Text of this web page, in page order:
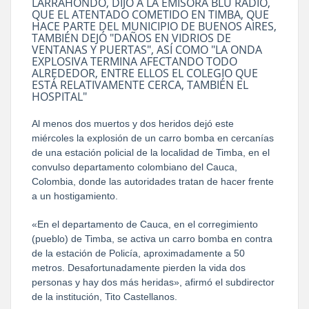
QUE EL ATENTADO COMETIDO EN TIMBA, QUE
HACE PARTE DEL MUNICIPIO DE BUENOS AIRES,
TAMBIÉN DEJÓ "DAÑOS EN VIDRIOS DE
VENTANAS Y PUERTAS", ASÍ COMO "LA ONDA
EXPLOSIVA TERMINA AFECTANDO TODO
ALREDEDOR, ENTRE ELLOS EL COLEGIO QUE
ESTÁ RELATIVAMENTE CERCA, TAMBIÉN EL
HOSPITAL"
Al menos dos muertos y dos heridos dejó este
miércoles la explosión de un carro bomba en cercanías
de una estación policial de la localidad de Timba, en el
convulso departamento colombiano del Cauca,
Colombia, donde las autoridades tratan de hacer frente
a un hostigamiento.
«En el departamento de Cauca, en el corregimiento
(pueblo) de Timba, se activa un carro bomba en contra
de la estación de Policía, aproximadamente a 50
metros. Desafortunadamente pierden la vida dos
personas y hay dos más heridas», afirmó el subdirector
de la institución, Tito Castellanos.